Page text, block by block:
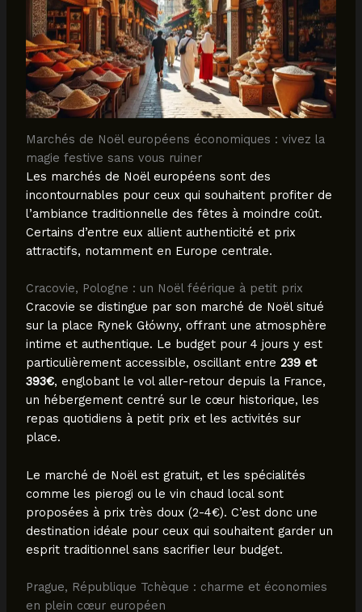
Marchés de Noël européens économiques : vivez la
magie festive sans vous ruiner
Les marchés de Noël européens sont des
incontournables pour ceux qui souhaitent profiter de
l’ambiance traditionnelle des fêtes à moindre coût.
Certains d’entre eux allient authenticité et prix
attractifs, notamment en Europe centrale.
Cracovie, Pologne : un Noël féérique à petit prix
Cracovie se distingue par son marché de Noël situé
sur la place Rynek Główny, offrant une atmosphère
intime et authentique. Le budget pour 4 jours y est
particulièrement accessible, oscillant entre 239 et
393€, englobant le vol aller-retour depuis la France,
un hébergement centré sur le cœur historique, les
repas quotidiens à petit prix et les activités sur
place.
Le marché de Noël est gratuit, et les spécialités
comme les pierogi ou le vin chaud local sont
proposées à prix très doux (2-4€). C’est donc une
destination idéale pour ceux qui souhaitent garder un
esprit traditionnel sans sacrifier leur budget.
Prague, République Tchèque : charme et économies
en plein cœur européen